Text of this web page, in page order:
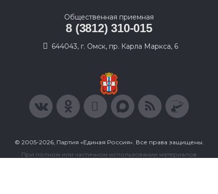
Общественная приемная
8 (3812) 310-015
644043, г. Омск, пр. Карла Маркса, 6
© 2005-2026, Партия «Единая Россия». Все права защищены.
При полном или частичном использовании материалов